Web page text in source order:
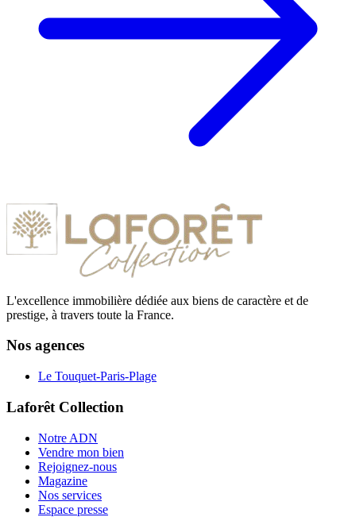
L'excellence immobilière dédiée aux biens de caractère et de
prestige, à travers toute la France.
Nos agences
Le Touquet-Paris-Plage
Laforêt Collection
Notre ADN
Vendre mon bien
Rejoignez-nous
Magazine
Nos services
Espace presse